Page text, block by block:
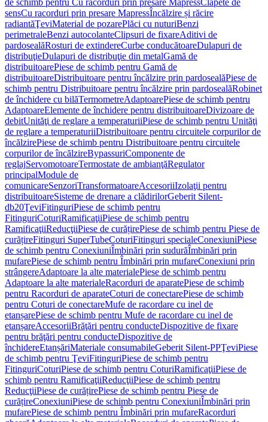
de schimb pentru Cu racorduri prin presare MapressClapete de
sensCu racorduri prin presare MapressÎncălzire și răcire
radiantăŢeviMaterial de pozarePlăci cu nuturiBenzi
perimetraleBenzi autocolanteClipsuri de fixareAditivi de
pardosealăRosturi de extindereCurbe conducătoareDulapuri de
distribuţieDulapuri de distribuţie din metalGamă de
distribuitoarePiese de schimb pentru Gamă de
distribuitoareDistribuitoare pentru încălzire prin pardosealăPiese de
schimb pentru Distribuitoare pentru încălzire prin pardosealăRobinet
de închidere cu bilăTermometreAdaptoarePiese de schimb pentru
AdaptoareElemente de închidere pentru distribuitoareDivizoare de
debitUnităţi de reglare a temperaturiiPiese de schimb pentru Unităţi
de reglare a temperaturiiDistribuitoare pentru circuitele corpurilor de
încălzirePiese de schimb pentru Distribuitoare pentru circuitele
corpurilor de încălzireBypassuriComponente de
reglajServomotoareTermostate de ambianţăRegulator
principalModule de
comunicareSenzoriTransformatoareAccesoriiIzolaţii pentru
distribuitoareSisteme de drenare a clădirilorGeberit Silent-
db20ŢeviFitinguriPiese de schimb pentru
FitinguriCoturiRamificaţiiPiese de schimb pentru
RamificaţiiReducţiiPiese de curățirePiese de schimb pentru Piese de
curățireFitinguri SuperTubeCoturiFitinguri specialeConexiuniPiese
de schimb pentru ConexiuniÎmbinări prin sudurăÎmbinări prin
mufarePiese de schimb pentru Îmbinări prin mufareConexiuni prin
strângereAdaptoare la alte materialePiese de schimb pentru
Adaptoare la alte materialeRacorduri de aparatePiese de schimb
pentru Racorduri de aparateCoturi de conectarePiese de schimb
pentru Coturi de conectareMufe de racordare cu inel de
etanșarePiese de schimb pentru Mufe de racordare cu inel de
etanșareAccesoriiBrăţări pentru conducteDispozitive de fixare
pentru brăţări pentru conducteDispozitive de
închidereEtanșăriMateriale consumabileGeberit Silent-PPŢeviPiese
de schimb pentru ŢeviFitinguriPiese de schimb pentru
FitinguriCoturiPiese de schimb pentru CoturiRamificaţiiPiese de
schimb pentru RamificaţiiReducţiiPiese de schimb pentru
ReducţiiPiese de curățirePiese de schimb pentru Piese de
curățireConexiuniPiese de schimb pentru ConexiuniÎmbinări prin
mufarePiese de schimb pentru Îmbinări prin mufareRacorduri